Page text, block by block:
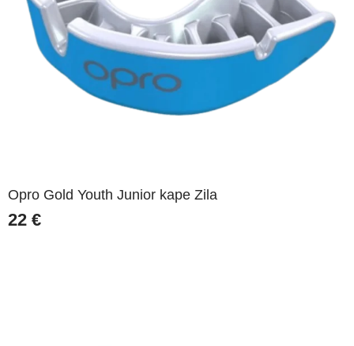
Opro Gold Youth Junior kape Zila
22 €